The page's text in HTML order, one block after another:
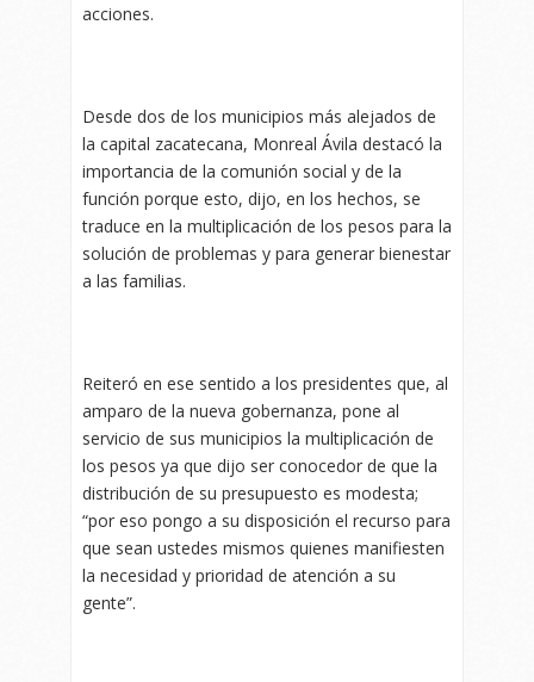
acciones.
Desde dos de los municipios más alejados de
la capital zacatecana, Monreal Ávila destacó la
importancia de la comunión social y de la
función porque esto, dijo, en los hechos, se
traduce en la multiplicación de los pesos para la
solución de problemas y para generar bienestar
a las familias.
Reiteró en ese sentido a los presidentes que, al
amparo de la nueva gobernanza, pone al
servicio de sus municipios la multiplicación de
los pesos ya que dijo ser conocedor de que la
distribución de su presupuesto es modesta;
“por eso pongo a su disposición el recurso para
que sean ustedes mismos quienes manifiesten
la necesidad y prioridad de atención a su
gente”.